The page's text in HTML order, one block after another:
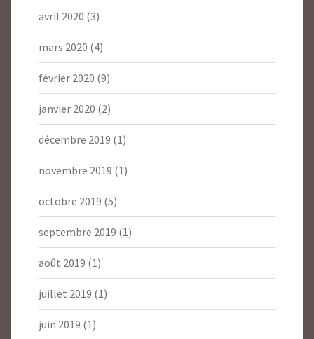
avril 2020 (3)
mars 2020 (4)
février 2020 (9)
janvier 2020 (2)
décembre 2019 (1)
novembre 2019 (1)
octobre 2019 (5)
septembre 2019 (1)
août 2019 (1)
juillet 2019 (1)
juin 2019 (1)